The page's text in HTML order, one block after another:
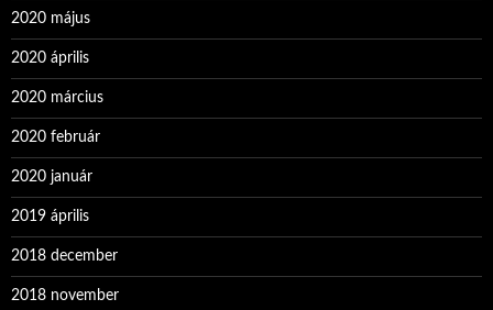
2020 május
2020 április
2020 március
2020 február
2020 január
2019 április
2018 december
2018 november